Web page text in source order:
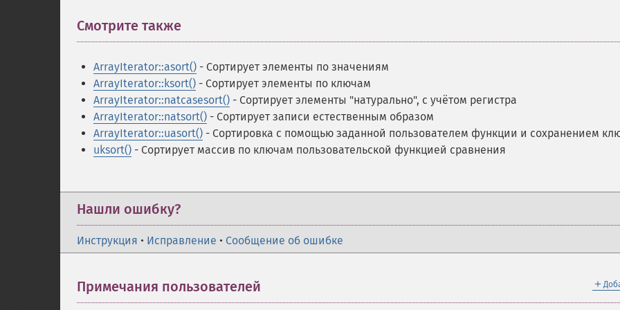
Смотрите также
ArrayIterator::asort() - Сортирует элементы по значениям
ArrayIterator::ksort() - Сортирует элементы по ключам
ArrayIterator::natcasesort() - Сортирует элементы "натурально", с учётом регистра
ArrayIterator::natsort() - Сортирует записи естественным образом
ArrayIterator::uasort() - Сортировка с помощью заданной пользователем функции и сохранением
uksort() - Сортирует массив по ключам пользовательской функцией сравнения
Нашли ошибку?
Инструкция • Исправление • Сообщение об ошибке
＋
Примечания пользователей